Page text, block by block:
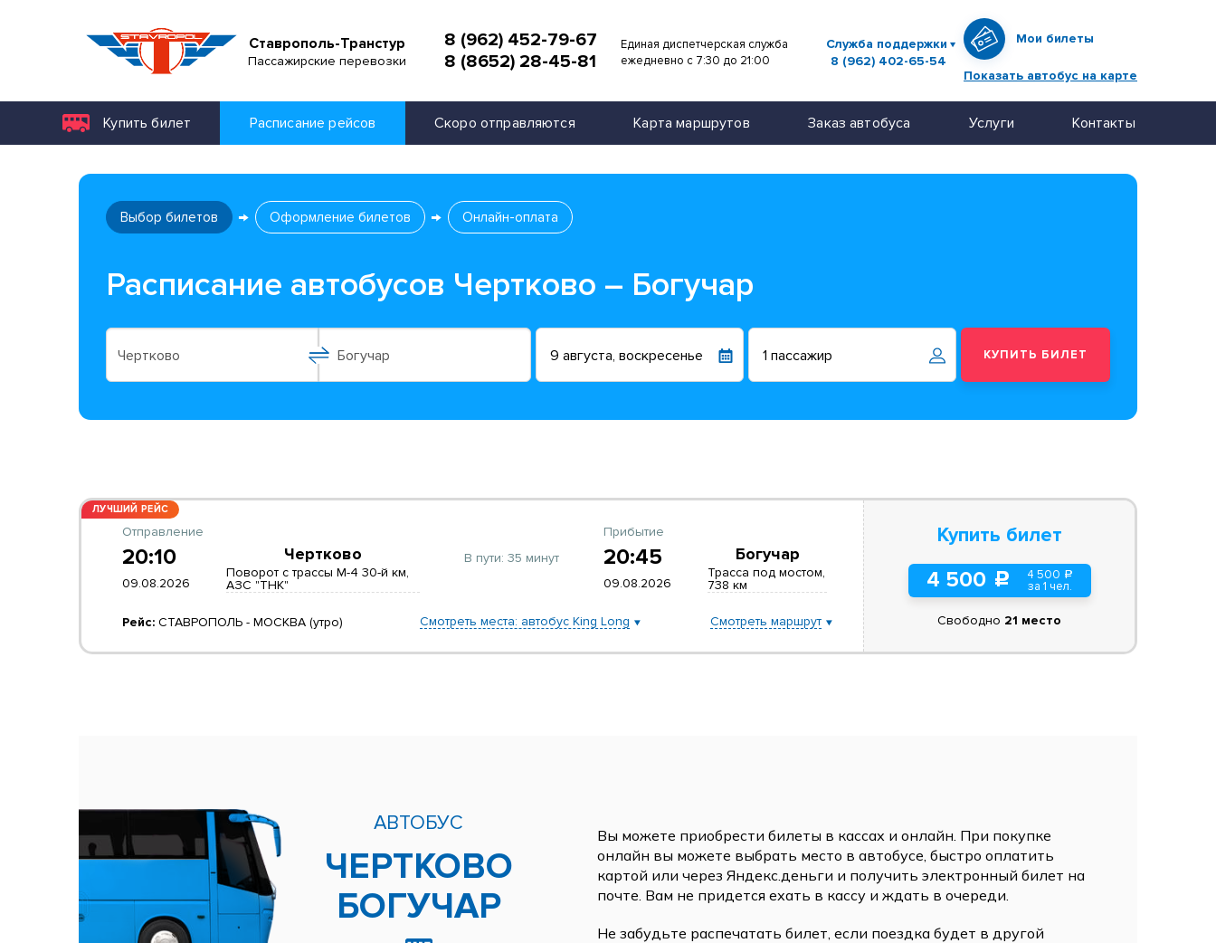
Ставрополь-Транстур
Пассажирские перевозки
8 (962) 452-79-67
8 (8652) 28-45-81
Единая диспетчерская служба
ежедневно с 7:30 до 21:00
Служба поддержки
8 (962) 402-65-54
Мои билеты
Показать автобус на карте
Купить билет Расписание рейсов Скоро отправляются Карта маршрутов Заказ автобуса Услуги Контакты
Выбор билетов Оформление билетов Онлайн-оплата
Расписание автобусов Чертково – Богучар
ЛУЧШИЙ РЕЙС
Отправление
20:10
09.08.2026
Чертково
Поворот с трассы М-4 30-й км,
АЗС "ТНК"
В пути: 35 минут
Прибытие
20:45
09.08.2026
Богучар
Трасса под мостом,
738 км
Рейс: СТАВРОПОЛЬ - МОСКВА (утро) Смотреть места: автобус King Long Смотреть маршрут
Купить билет
4 500 c 4 500 a
за 1 чел.
Свободно 21 место
АВТОБУС
ЧЕРТКОВО
БОГУЧАР
Вы можете приобрести билеты в кассах и онлайн. При покупке
онлайн вы можете выбрать место в автобусе, быстро оплатить
картой или через Яндекс.деньги и получить электронный билет на
почте. Вам не придется ехать в кассу и ждать в очереди.
Не забудьте распечатать билет, если поездка будет в другой